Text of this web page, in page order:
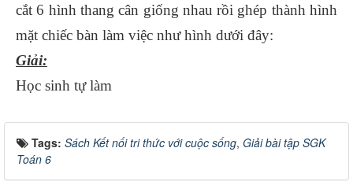
cắt 6 hình thang cân giống nhau rồi ghép thành hình
mặt chiếc bàn làm việc như hình dưới đây:
Giải:
Học sinh tự làm
Tags: Sách Kết nối tri thức với cuộc sống, Giải bài tập SGK
Toán 6